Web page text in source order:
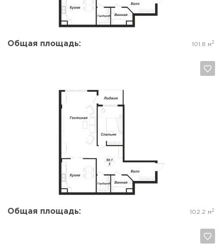
Общая площадь: 101.8 м 2
Общая площадь: 102.2 м 2
Да, удалить Отмена